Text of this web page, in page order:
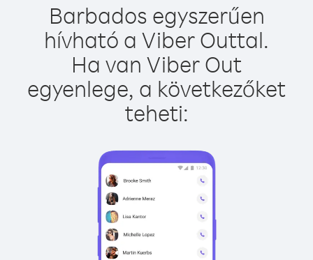
Barbados egyszerűen
hívható a Viber Outtal.
Ha van Viber Out
egyenlege, a következőket
teheti: